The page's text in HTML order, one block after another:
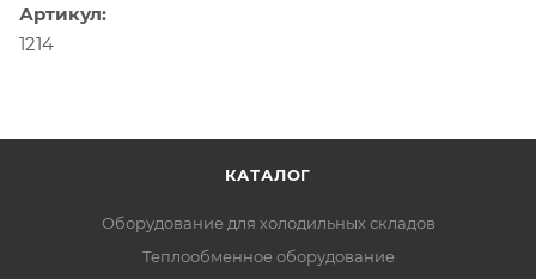
Артикул:
1214
КАТАЛОГ
Оборудование для холодильных складов
Теплообменное оборудование